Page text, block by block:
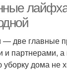
— две главные
и партнерами,
дома не